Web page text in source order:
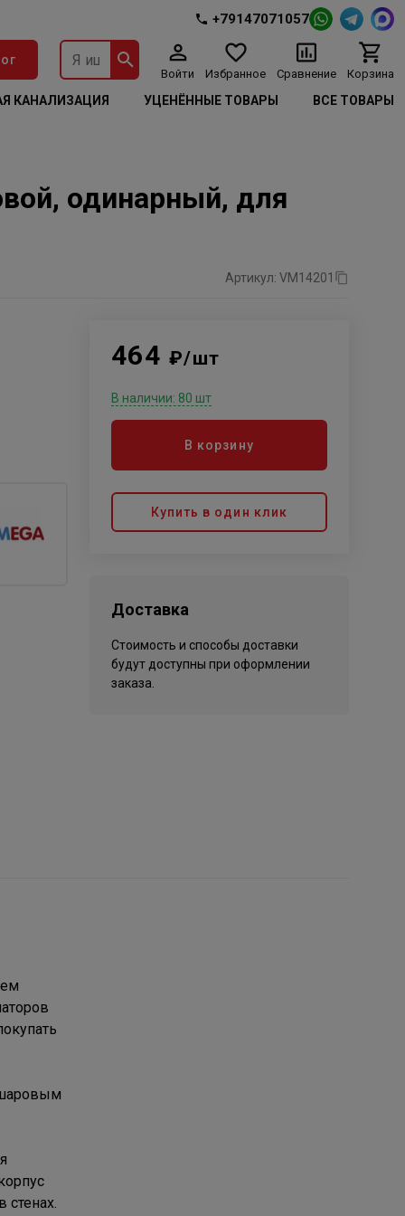
+79147071057
Войти Избранное Сравнение Корзина
КАНАЛИЗАЦИЯ УЦЕНЁННЫЕ ТОВАРЫ ВСЕ ТОВАРЫ
одинарный, для
Артикул: VM14201
464 ₽/шт
В наличии: 80 шт
В корзину
Купить в один клик
Доставка
Стоимость и способы доставки
будут доступны при оформлении
заказа.
стенах.